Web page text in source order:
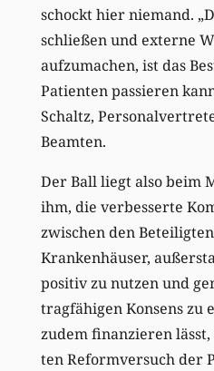
schockt hier niemand.
schließen und externe
aufzumachen, ist das
Patienten passieren
Schaltz,
Beamten.
Der Ball liegt also beim
ihm, die verbesserte
zwischen den
Krankenhäuser,
positiv zu nutzen und
tragfähigen Konsens zu
zudem finanzieren
ten Reformversuch der